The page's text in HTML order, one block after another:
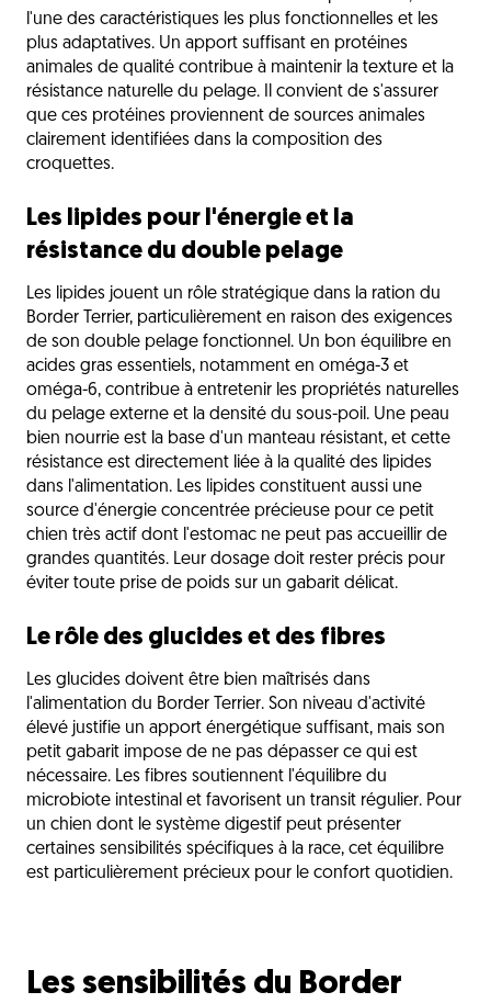
l'une des caractéristiques les plus fonctionnelles et les
plus adaptatives. Un apport suffisant en protéines
animales de qualité contribue à maintenir la texture et la
résistance naturelle du pelage. Il convient de s'assurer
que ces protéines proviennent de sources animales
clairement identifiées dans la composition des
croquettes.
Les lipides pour l'énergie et la
résistance du double pelage
Les lipides jouent un rôle stratégique dans la ration du
Border Terrier, particulièrement en raison des exigences
de son double pelage fonctionnel. Un bon équilibre en
acides gras essentiels, notamment en oméga-3 et
oméga-6, contribue à entretenir les propriétés naturelles
du pelage externe et la densité du sous-poil. Une peau
bien nourrie est la base d'un manteau résistant, et cette
résistance est directement liée à la qualité des lipides
dans l'alimentation. Les lipides constituent aussi une
source d'énergie concentrée précieuse pour ce petit
chien très actif dont l'estomac ne peut pas accueillir de
grandes quantités. Leur dosage doit rester précis pour
éviter toute prise de poids sur un gabarit délicat.
Le rôle des glucides et des fibres
Les glucides doivent être bien maîtrisés dans
l'alimentation du Border Terrier. Son niveau d'activité
élevé justifie un apport énergétique suffisant, mais son
petit gabarit impose de ne pas dépasser ce qui est
nécessaire. Les fibres soutiennent l'équilibre du
microbiote intestinal et favorisent un transit régulier. Pour
un chien dont le système digestif peut présenter
certaines sensibilités spécifiques à la race, cet équilibre
est particulièrement précieux pour le confort quotidien.
Les sensibilités du Border